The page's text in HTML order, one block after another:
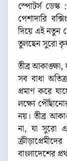
স্পোটর্স ডেস্ক
পেশাদারি
দিয়ে এই নতুন
তুলছেন সুরো
তীব্র
সব বাধা
প্রমাণ করে
লক্ষ্যে
নয়। তীব্র
না, যা সুরো
বাংলাদেশের